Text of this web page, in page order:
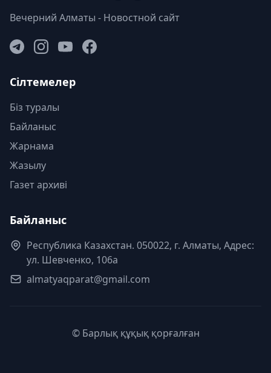
Вечерний Алматы - Новостной сайт
Сілтемелер
Біз туралы
Байланыс
Жарнама
Жазылу
Газет архиві
Байланыс
Республика Казахстан. 050022, г. Алматы, Адрес:
ул. Шевченко, 106а
almatyaqparat@gmail.com
© Барлық құқық қорғалған